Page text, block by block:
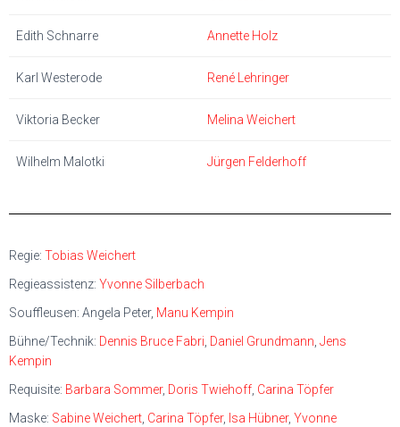
Edith Schnarre Annette Holz
Karl Westerode René Lehringer
Viktoria Becker Melina Weichert
Wilhelm Malotki Jürgen Felderhoff
Regie: Tobias Weichert
Regieassistenz: Yvonne Silberbach
Souffleusen: Angela Peter, Manu Kempin
Bühne/Technik: Dennis Bruce Fabri Daniel Grundmann Jens
Kempin
Requisite: Barbara Sommer, Doris Twiehoff Carina Töpfer
Maske: Sabine Weichert Carina Töpfer, Isa Hübner, Yvonne